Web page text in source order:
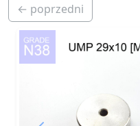
← poprzedni